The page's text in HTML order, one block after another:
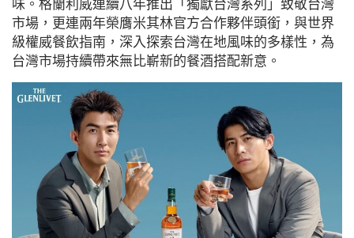
味。格蘭利威連續八年推出「獨獻台灣系列」致敬台灣
市場，更連兩年榮膺米其林官方合作夥伴頭銜，與世界
級權威餐飲指南，深入探索台灣在地風味的多樣性，為
台灣市場持續帶來無比嶄新的餐酒搭配新意。